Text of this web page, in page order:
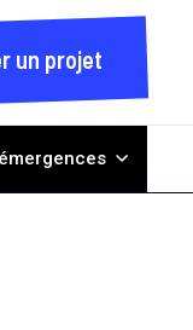
un projet